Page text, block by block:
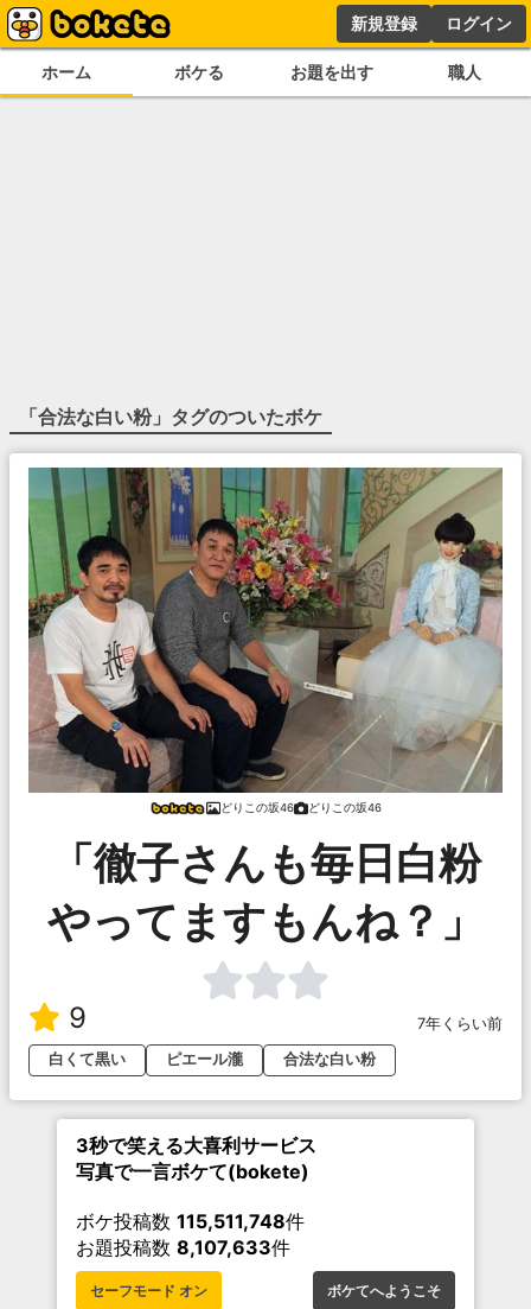
新規登録 ログイン
ホーム ボケる お題を出す 職人
「合法な白い粉」タグのついたボケ
どりこの坂46 どりこの坂46
「徹子さんも毎日白粉
やってますもんね？」
9
7年くらい前
白くて黒い
ピエール瀧 合法な白い粉
3秒で笑える大喜利サービス
写真で一言ボケて(bokete)
ボケ投稿数 115,511,748件
お題投稿数 8,107,633件
セーフモード オン ボケてへようこそ